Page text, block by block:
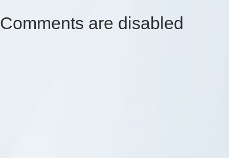
Comments are disabled